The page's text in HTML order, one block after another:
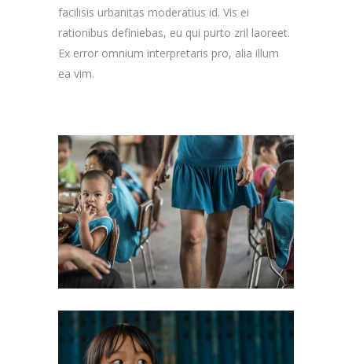
facilisis urbanitas moderatius id. Vis ei
rationibus definiebas, eu qui purto zril laoreet.
Ex error omnium interpretaris pro, alia illum
ea vim.